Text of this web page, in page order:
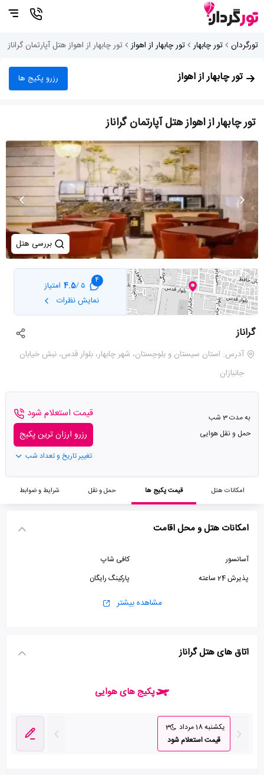
تورگردان تور چابهار تور چابهار از اهواز تور چابهار از اهواز هتل آپارتمان گراناز
تور چابهار از اهواز رزرو پکیج ها
تور چابهار از اهواز هتل آپارتمان گراناز
بررسی هتل
4
5 /
4.5 امتیاز
نمایش نظرات
گراناز
آدرس: استان سیستان و بلوچستان، شهر چابهار، بلوار قدس، نبش خیابان
جانبازان
به مدت 3 شب
حمل و نقل هوایی
قیمت استعلام شود
رزرو ارزان ترین پکیج
تغییر تاریخ و تعداد شب
امکانات هتل قیمت پکیج ها حمل و نقل شرایط و ضوابط
امکانات هتل و محل اقامت
آسانسور
کافی شاپ
پذیرش 24 ساعته
پارکینگ رایگان
مشاهده بیشتر
اتاق های هتل گراناز
پکیج های هوایی
یکشنبه 18 مرداد
3
قیمت استعلام شود